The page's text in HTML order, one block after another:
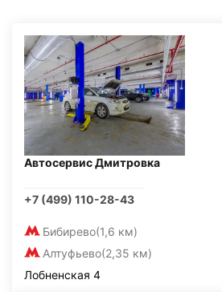
Автосервис Дмитровка
+7 (499) 110-28-43
Бибирево(1,6 км)
Алтуфьево(2,35 км)
Лобненская 4